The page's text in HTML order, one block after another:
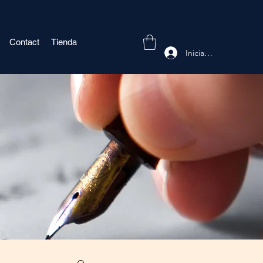
Contact Tienda
Iniciar sesión